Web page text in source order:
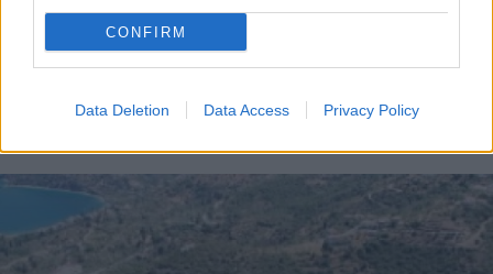
CONFIRM
Data Deletion Data Access Privacy Policy